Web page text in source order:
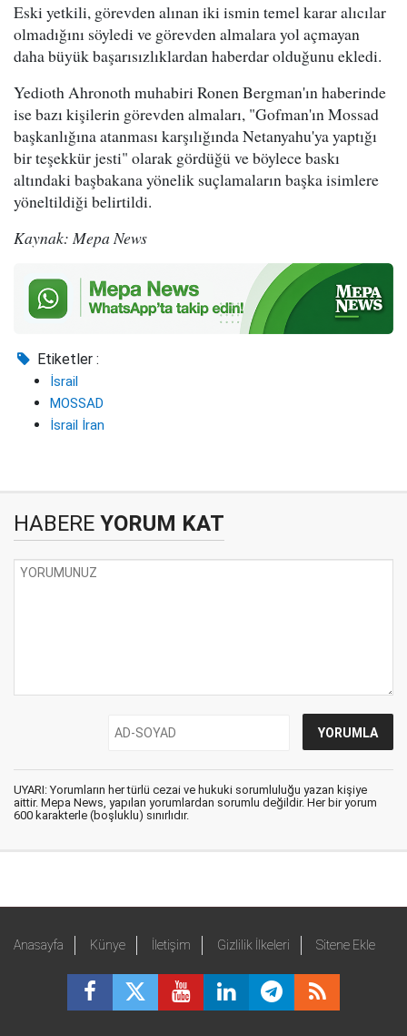
Eski yetkili, görevden alınan iki ismin temel karar alıcılar
olmadığını söyledi ve görevden almalara yol açmayan
daha büyük başarısızlıklardan haberdar olduğunu ekledi.
Yedioth Ahronoth muhabiri Ronen Bergman'ın haberinde
ise bazı kişilerin görevden almaları, "Gofman'ın Mossad
başkanlığına atanması karşılığında Netanyahu'ya yaptığı
bir teşekkür jesti" olarak gördüğü ve böylece baskı
altındaki başbakana yönelik suçlamaların başka isimlere
yöneltildiği belirtildi.
Kaynak: Mepa News
Etiketler :
İsrail
MOSSAD
İsrail İran
HABERE YORUM KAT
UYARI: Yorumların her türlü cezai ve hukuki sorumluluğu yazan kişiye
aittir. Mepa News, yapılan yorumlardan sorumlu değildir. Her bir yorum
600 karakterle (boşluklu) sınırlıdır.
Anasayfa Künye İletişim Gizlilik İlkeleri Sitene Ekle